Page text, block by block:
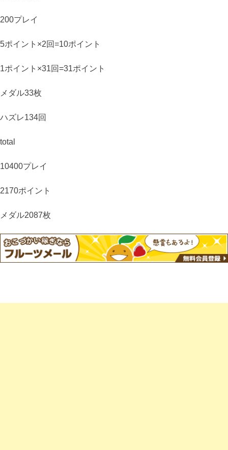
200プレイ
5ポイント×2回=10ポイント
1ポイント×31回=31ポイント
メダル33枚
ハズレ134回
total
10400プレイ
2170ポイント
メダル2087枚